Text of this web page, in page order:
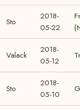
Sto
2018-
05-22
Valack
2018-
05-12
Sto
2018-
05-10